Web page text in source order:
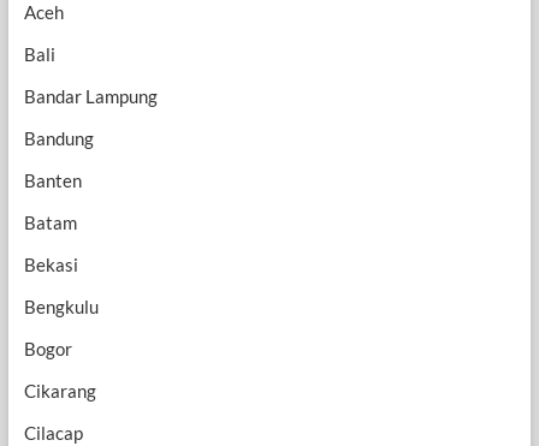
Aceh
Bali
Bandar Lampung
Bandung
Banten
Batam
Bekasi
Bengkulu
Bogor
Cikarang
Cilacap